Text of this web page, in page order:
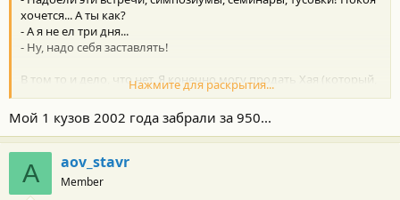
хочется... А ты как?
- А я не ел три дня...
- Ну, надо себя заставлять!
В том то и дело, что нет. Я конечно могу продать Хая (который,
кстати, не 250 стоит, как тут писали выше), добавить оборотные
средства и все заначки и купить новую машину, скажем до 3
лямов. Но жить потом на что?
Я 3 года назад уже готов был поменять машину, но пришлось
деньги в квартиру дочке вложить.
У нас тут доходы сильно меньше, чем в белокаменной.
Нажмите для раскрытия...
Мой 1 кузов 2002 года забрали за 950...
A aov_stavr
Member